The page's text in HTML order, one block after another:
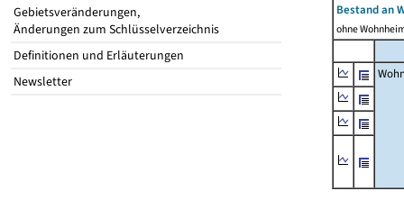
Gebietsveränderungen,
Änderungen zum Schlüsselverzeichnis
Definitionen und Erläuterungen
Newsletter
Bestand an
ohne